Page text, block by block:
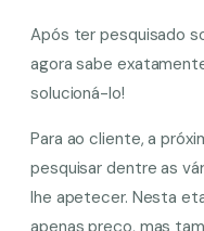
Após ter pesquisado
agora sabe
solucioná-lo!
Para ao cliente, a
pesquisar dentre as
lhe apetecer. Nesta
apenas preço, mas